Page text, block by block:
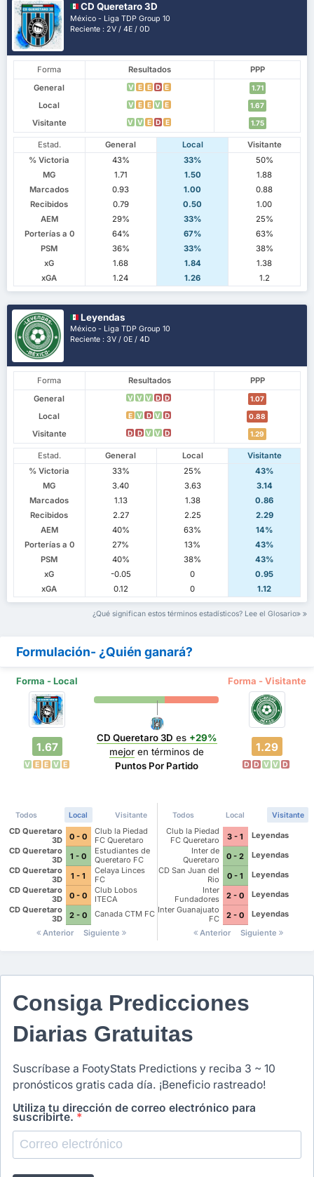
CD Queretaro 3D
México - Liga TDP Group 10
Reciente : 2V / 4E / 0D
Forma Resultados
PPP
General
V E E D E 1.71
Local V E E V E 1.67
Visitante V V E D E 1.75
Estad. General Local
Visitante
% Victoria
43% 33%
50%
MG
1.71 1.50
1.88
Marcados
0.93 1.00
0.88
Recibidos
0.79 0.50
1.00
AEM
29% 33%
25%
Porterías a 0
64% 67%
63%
PSM
36% 33%
38%
xG
1.68 1.84
1.38
xGA
1.24 1.26 1.2
Leyendas
México - Liga TDP Group 10
Reciente : 3V / 0E / 4D
Forma Resultados
PPP
General
V V V D D 1.07
Local E V D V D 0.88
Visitante D D V V D 1.29
Estad. General Local
Visitante
% Victoria
33% 25%
43%
MG
3.40 3.63
3.14
Marcados
1.13 1.38
0.86
Recibidos
2.27 2.25
2.29
AEM
40% 63%
14%
Porterías a 0
27% 13%
43%
PSM
40% 38%
43%
xG
-0.05 0
0.95
xGA
0.12 0 1.12
¿Qué significan estos términos estadísticos? Lee el Glosario
Formulación- ¿Quién ganará?
Forma - Local Forma - Visitante
1.67
V E E V E
CD Queretaro 3D es +29%
mejor en términos de
Puntos Por Partido
1.29
D D V V D
Todos Local Visitante
CD Queretaro
3D
0 - 0
Club la Piedad
FC Queretaro
CD Queretaro
3D
1 - 0
Estudiantes de
Queretaro FC
CD Queretaro
3D
1 - 1
Celaya Linces
FC
CD Queretaro
3D
0 - 0
Club Lobos
ITECA
CD Queretaro
3D
2 - 0
Canada CTM FC
Anterior
Siguiente
Todos Local Visitante
Club la Piedad
FC Queretaro
3 - 1
Leyendas
Inter de
Queretaro
Futbol Club
0 - 2
Leyendas
CD San Juan del
Rio
0 - 1
Leyendas
Inter
Fundadores
Queretaro FC
2 - 0
Leyendas
Inter Guanajuato
FC
2 - 0
Leyendas
Anterior
Siguiente
Consiga Predicciones
Diarias Gratuitas
Suscríbase a FootyStats Predictions y reciba 3 ~ 10
pronósticos gratis cada día. ¡Beneficio rastreado!
Utiliza tu dirección de correo electrónico para
suscribirte. *